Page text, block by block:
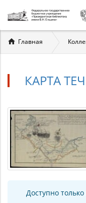
Вы
здесь
Главная
КАРТА
Доступно